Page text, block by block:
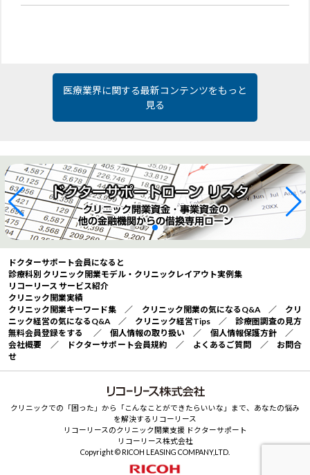
医療業界に関する最新コンテンツをもっと
見る
ドクターサポート会員になると
診療科別 クリニック開業モデル・クリニックレイアウト実例集
リコーリース サービス紹介
クリニック開業実績
クリニック開業キーワード集 ／ クリニック開業の気になるQ&A／ クリ
ニック経営の気になるQ&A／ クリニック経営Tips／ 診療圏調査の見方
無料会員登録をする
／ 個人情報の取り扱い ／ 個人情報保護方針 ／
会社概要 ／ ドクターサポート会員規約 ／ よくあるご質問 ／ お問合
せ
クリニックでの「困った」から「こんなことができたらいいな」まで、あなたの悩み
を解決するリコーリース
リコーリースのクリニック開業支援 ドクターサポート
リコーリース株式会社
Copyright © RICOH LEASING COMPANY,LTD.